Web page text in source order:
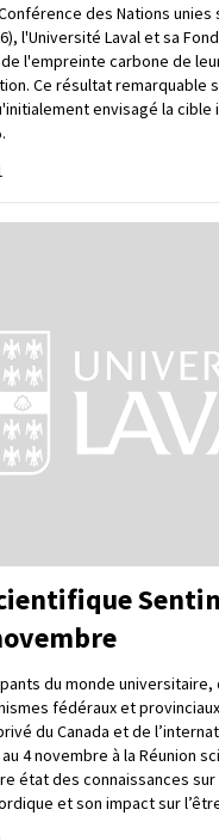
des Nations
l'Université Laval et sa
l'empreinte carbone de
Ce résultat remarquable
envisagé la cible
du monde universitaire,
fédéraux et
du Canada et de
4 novembre à la Réunion
état des connaissances
et son impact sur